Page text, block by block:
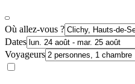
Où allez-vous ?
Dates
Voyageurs